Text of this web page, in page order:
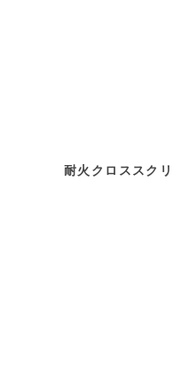
耐火クロス